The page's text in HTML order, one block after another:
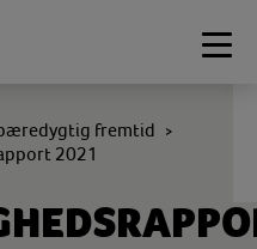
fremtid >
2021